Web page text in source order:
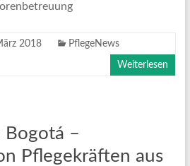
2018 PflegeNews
Weiterlesen
Bogotá –
Pflegekräften aus